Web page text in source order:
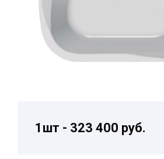
1шт - 323 400 руб.